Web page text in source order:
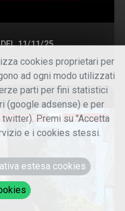
DEL 11/11/25
cookies proprietari per
ad ogni modo utilizzati
parti per fini statistici
(google adsense) e per
Premi su "Accetta
e i cookies stessi.
estesa cookies